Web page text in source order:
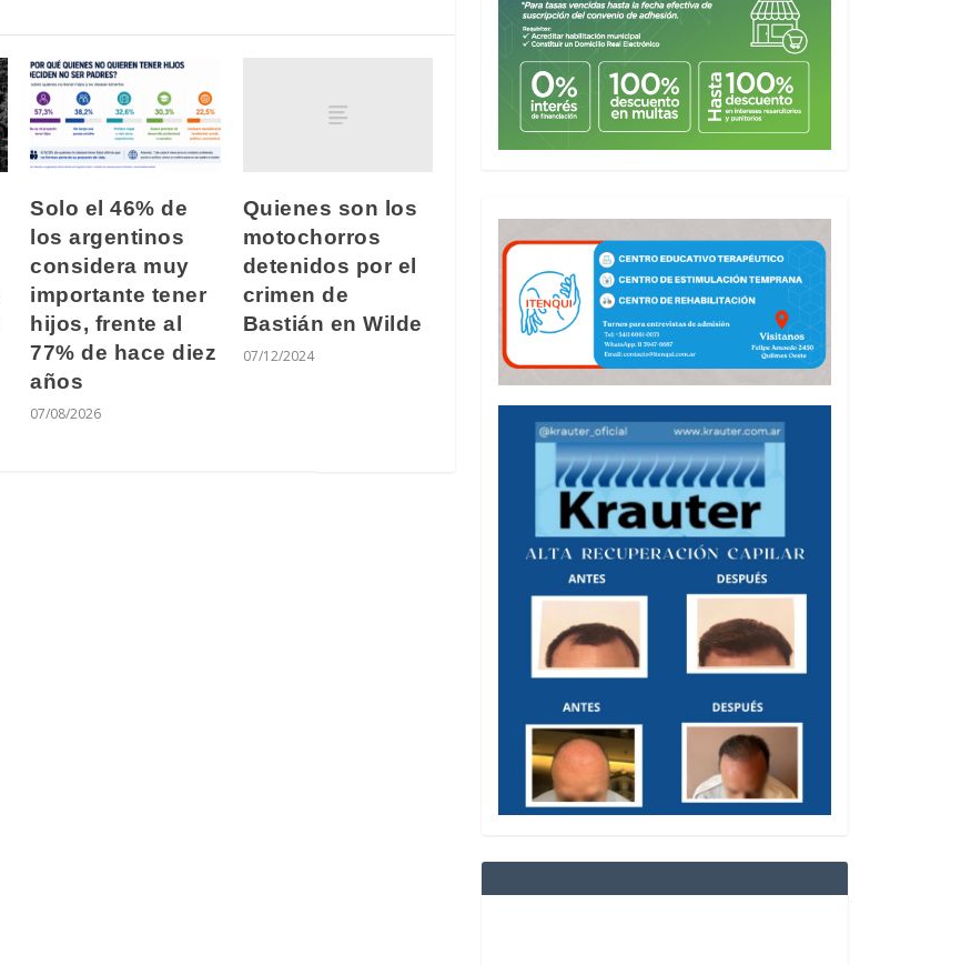
Solo el 46% de
los argentinos
considera muy
importante tener
hijos, frente al
77% de hace diez
años
07/08/2026
Quienes son los
motochorros
detenidos por el
crimen de
Bastián en Wilde
07/12/2024